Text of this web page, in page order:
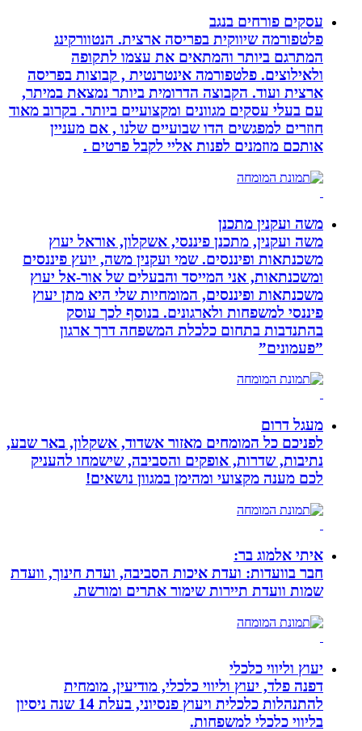
עסקים פורחים בנגב
פלטפורמה שיווקית בפריסה ארצית. הנטוורקינג
המתרגם ביותר והמתאים את עצמו לתקופה
ולאילוצים. פלטפורמה אינטרנטית , קבוצות בפריסה
ארצית ועוד. הקבוצה הדרומית ביותר נמצאת במיתר,
עם בעלי עסקים מגוונים ומקצועיים ביותר. בקרוב מאוד
חוזרים למפגשים הדו שבועיים שלנו , אם מעניין
אותכם מוזמנים לפנות אליי לקבל פרטים .
משה ועקנין מתכנן
משה ועקנין, מתכנן פיננסי, אשקלון, אוראל יעוץ
משכנתאות ופיננסים. שמי ועקנין משה, יועץ פיננסים
ומשכנתאות, אני המייסד והבעלים של אור-אל יעוץ
משכנתאות ופיננסים, המומחיות שלי היא מתן יעוץ
פיננסי למשפחות ולארגונים. בנוסף לכך עוסק
בהתנדבות בתחום כלכלת המשפחה דרך ארגון
”פעמונים”
מעגל דרום
לפניכם כל המומחים מאזור אשדוד, אשקלון, באר שבע,
נתיבות, שדרות, אופקים והסביבה, שישמחו להעניק
לכם מענה מקצועי ומהימן במגוון נושאים!
איתי אלמוג בר:
חבר בוועדות: ועדת איכות הסביבה, ועדת חינוך, וועדת
שמות וועדת תיירות שימור אתרים ומורשת.
יעוץ וליווי כלכלי
דפנה פלד, יעוץ וליווי כלכלי, מודיעין, מומחית
להתנהלות כלכלית ויעוץ פנסיוני, בעלת 14 שנה ניסיון
בליווי כלכלי למשפחות.